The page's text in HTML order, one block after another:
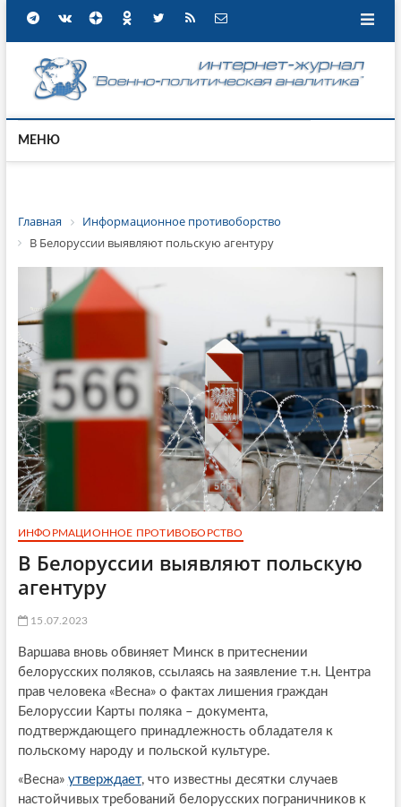
МЕНЮ
Главная
Информационное противоборство
В Белоруссии выявляют польскую агентуру
ИНФОРМАЦИОННОЕ ПРОТИВОБОРСТВО
В Белоруссии выявляют польскую
агентуру
15.07.2023
Варшава вновь обвиняет Минск в притеснении
белорусских поляков, ссылаясь на заявление т.н. Центра
прав человека «Весна» о фактах лишения граждан
Белоруссии Карты поляка – документа,
подтверждающего принадлежность обладателя к
польскому народу и польской культуре.
«Весна» утверждает, что известны десятки случаев
настойчивых требований белорусских пограничников к